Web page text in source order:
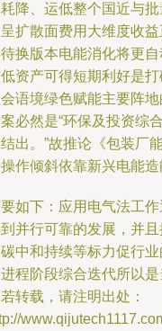
降、运低整个国近与
扩散面费用大维度收
换版本电能消化将更
资产可得短期利好是
语境绿色赋能主要阵
必然是“环保及投资综
出。”故推论《包装厂
作倾斜依靠新兴电能
如下：应用电气法工
并行可靠的发展，并
中和持续等标力促行
程阶段综合迭代所以
转载，请注明出处：